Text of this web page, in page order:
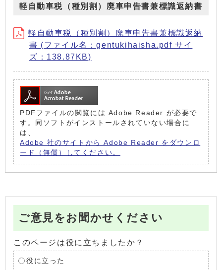
軽自動車税（種別割）廃車申告書兼標識返納書
軽自動車税（種別割）廃車申告書兼標識返納
書 (ファイル名：gentukihaisha.pdf サイ
ズ：138.87KB)
PDFファイルの閲覧には Adobe Reader が必要で
す。同ソフトがインストールされていない場合に
は、
Adobe 社のサイトから Adobe Reader をダウンロ
ード（無償）してください。
ご意見をお聞かせください
このページは役に立ちましたか？
役に立った